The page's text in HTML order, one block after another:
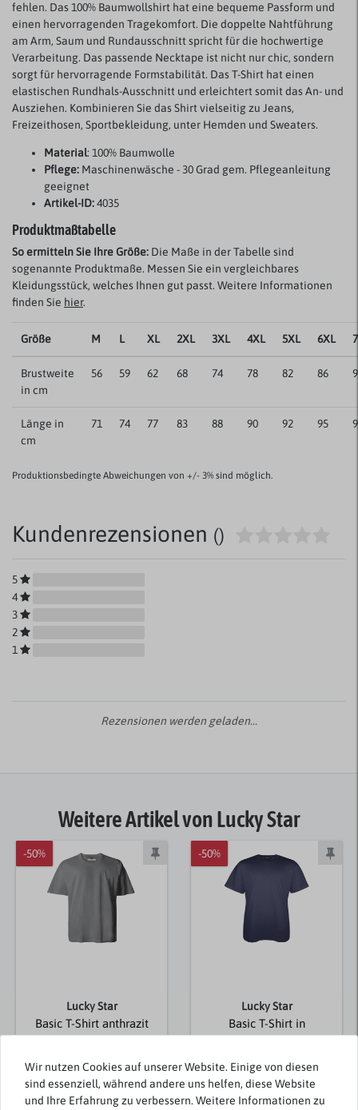
fehlen. Das 100% Baumwollshirt hat eine bequeme Passform und
einen hervorragenden Tragekomfort. Die doppelte Nahtführung
am Arm, Saum und Rundausschnitt spricht für die hochwertige
Verarbeitung. Das passende Necktape ist nicht nur chic, sondern
sorgt für hervorragende Formstabilität. Das T-Shirt hat einen
elastischen Rundhals-Ausschnitt und erleichtert somit das An- und
Ausziehen. Kombinieren Sie das Shirt vielseitig zu Jeans,
Freizeithosen, Sportbekleidung, unter Hemden und Sweaters.
Material: 100% Baumwolle
Pflege: Maschinenwäsche - 30 Grad gem. Pflegeanleitung
geeignet
Artikel-ID:4035
Produktmaßtabelle
So ermitteln Sie Ihre Größe: Die Maße in der Tabelle sind
sogenannte Produktmaße. Messen Sie ein vergleichbares
Kleidungsstück, welches Ihnen gut passt. Weitere Informationen
finden Sie hier.
Größe M L XL 2XL 3XL 4XL 5XL 6XL
Brustweite
in cm
56 59 62 68 74 78 82 86
Länge in
cm
71 74 77 83 88 90 92 95
Produktionsbedingte Abweichungen von +/- 3% sind möglich.
Kundenrezensionen ()
5
4
3
2
1
Rezensionen werden geladen...
Weitere Artikel von Lucky Star
-50%
Lucky Star
Basic T-Shirt anthrazit
14,95 €
7,48 € *
-50%
Lucky Star
Basic T-Shirt in
14,95 €
7,48 € *
Wir nutzen Cookies auf unserer Website. Einige von diesen
sind essenziell, während andere uns helfen, diese Website
und Ihre Erfahrung zu verbessern. Weitere Informationen zu